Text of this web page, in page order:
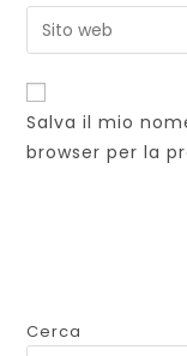
Salva il mio
browser per la
Cerca